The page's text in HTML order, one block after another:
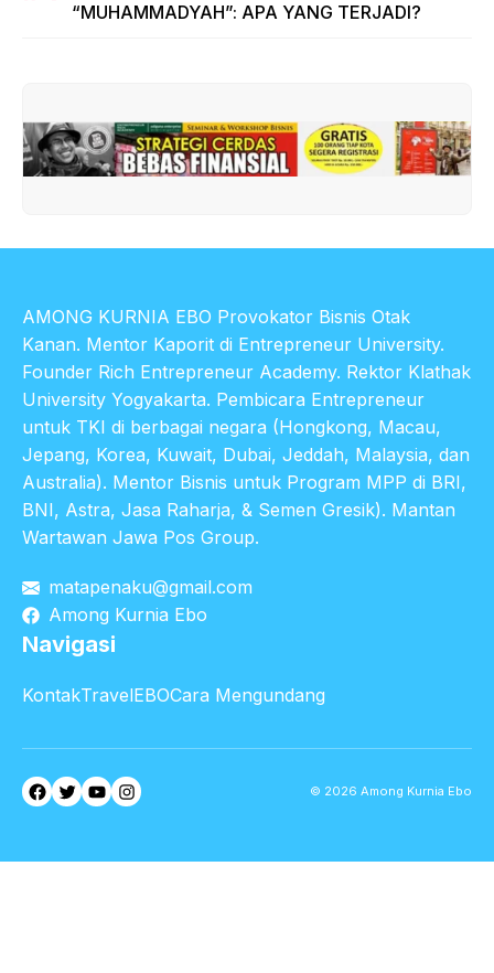
“MUHAMMADYAH”: APA YANG TERJADI?
AMONG KURNIA EBO Provokator Bisnis Otak
Kanan. Mentor Kaporit di Entrepreneur University.
Founder Rich Entrepreneur Academy. Rektor Klathak
University Yogyakarta. Pembicara Entrepreneur
untuk TKI di berbagai negara (Hongkong, Macau,
Jepang, Korea, Kuwait, Dubai, Jeddah, Malaysia, dan
Australia). Mentor Bisnis untuk Program MPP di BRI,
BNI, Astra, Jasa Raharja, & Semen Gresik). Mantan
Wartawan Jawa Pos Group.
matapenaku@gmail.com
Among Kurnia Ebo
Navigasi
KontakTravelEBOCara Mengundang
Facebook
TwitterYouTube
Instagram © 2026 Among Kurnia Ebo